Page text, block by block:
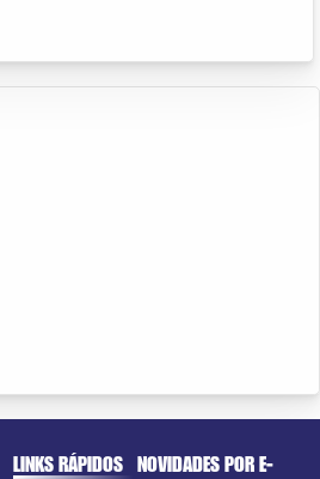
LINKS RÁPIDOS NOVIDADES POR E-